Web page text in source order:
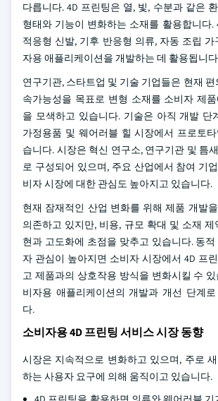
다릅니다. 4D 프린팅은 열, 빛, 수분과 같은
형태와 기능이 변화하는 소재를 활용합니다.
적응형 신발, 기후 반응형 의류, 자동 조립
자용 애플리케이션을 개발하는 데 활용됩니
연구기관, 스타트업 및 기술 기업들은 현재 편
속가능성을 목표로 변형 소재를 소비자 제
을 모색하고 있습니다. 기술은 아직 개발 단
가정용품 및 웨어러블 힐 시장에서 프로토
습니다. 시장은 혁신 연구소, 연구기관 및 틈
로 구성되어 있으며, 주요 산업에서 참여 기
비자 시장에 대한 관심도 높아지고 있습니다.
현재 잠재적인 산업 변화를 위해 제품 개발
의존하고 있지만, 비용, 규모 확대 및 소재
현과 고도화에 초점을 맞추고 있습니다. 동
자 관심이 높아지면 소비자 시장에서 4D 프
고 제품과의 상호작용 방식을 변화시킬 수
비자용 애플리케이션의 개발과 개선 단계
다.
소비자용 4D 프린팅 서비스 시장 동향
시장은 지속적으로 변화하고 있으며, 주로
하는 사용자 요구에 의해 움직이고 있습니다.